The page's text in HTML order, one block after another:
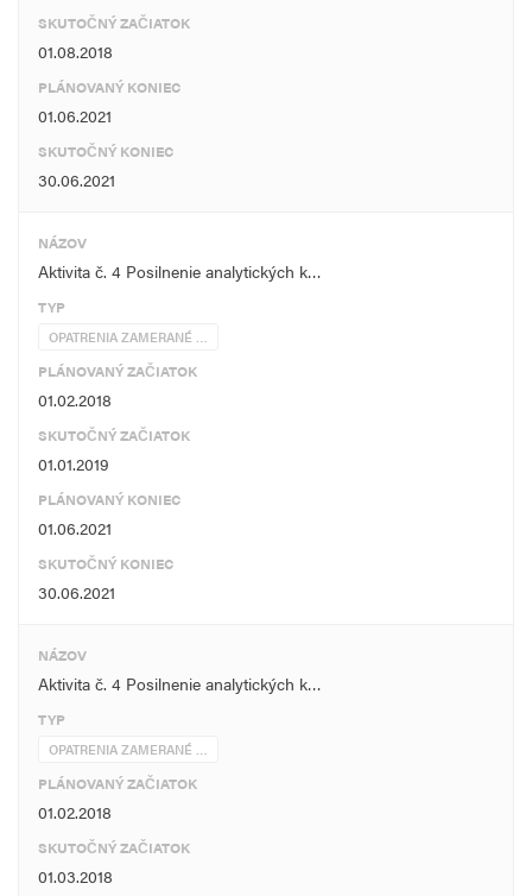
SKUTOČNÝ ZAČIATOK
01.08.2018
PLÁNOVANÝ KONIEC
01.06.2021
SKUTOČNÝ KONIEC
30.06.2021
NÁZOV
Aktivita č. 4 Posilnenie analytických k…
TYP
OPATRENIA ZAMERANÉ …
PLÁNOVANÝ ZAČIATOK
01.02.2018
SKUTOČNÝ ZAČIATOK
01.01.2019
PLÁNOVANÝ KONIEC
01.06.2021
SKUTOČNÝ KONIEC
30.06.2021
NÁZOV
Aktivita č. 4 Posilnenie analytických k…
TYP
OPATRENIA ZAMERANÉ …
PLÁNOVANÝ ZAČIATOK
01.02.2018
SKUTOČNÝ ZAČIATOK
01.03.2018